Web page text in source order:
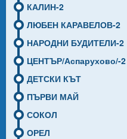
КАЛИН-2
ЛЮБЕН КАРАВЕЛОВ-2
НАРОДНИ БУДИТЕЛИ-2
ЦЕНТЪР/Аспарухово/-2
ДЕТСКИ КЪТ
ПЪРВИ МАЙ
СОКОЛ
ОРЕЛ